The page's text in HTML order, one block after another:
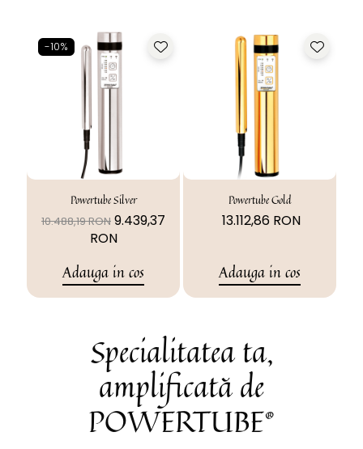
-10%
Powertube Silver
10.488,19 RON 9.439,37
RON
Adauga in cos
Powertube Gold
13.112,86 RON
Adauga in cos
Specialitatea ta,
amplificată de
POWERTUBE®